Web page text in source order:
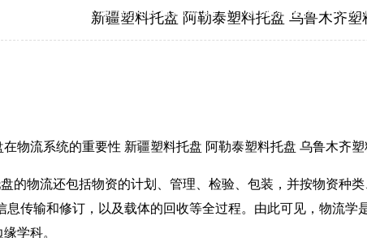
关于新浦京澳官网游戏 新浦京澳官网游戏
新疆塑料托盘 阿勒泰塑料托盘 乌鲁木齐
在物流系统的重要性 新疆塑料托盘 阿勒泰塑料托盘 乌鲁木齐
的物流还包括物资的计划、管理、检验、包装，并按物资种
息传输和修订，以及载体的回收等全过程。由此可见，物流
学科。